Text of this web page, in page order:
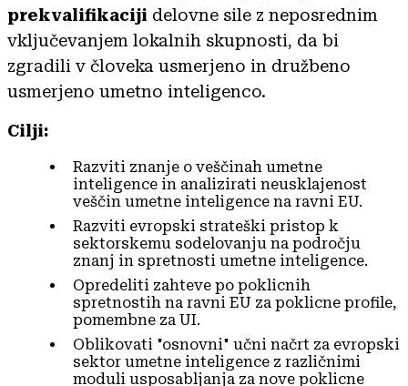
prekvalifikaciji delovne sile z neposrednim
vključevanjem lokalnih skupnosti, da bi
zgradili v človeka usmerjeno in družbeno
usmerjeno umetno inteligenco.
Cilji:
Razviti znanje o veščinah umetne
inteligence in analizirati neusklajenost
veščin umetne inteligence na ravni EU.
Razviti evropski strateški pristop k
sektorskemu sodelovanju na področju
znanj in spretnosti umetne inteligence.
Opredeliti zahteve po poklicnih
spretnostih na ravni EU za poklicne profile,
pomembne za UI.
Oblikovati "osnovni" učni načrt za evropski
sektor umetne inteligence z različnimi
moduli usposabljanja za nove poklicne